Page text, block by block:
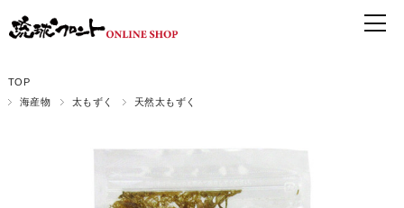
TOP
海産物
太もずく 天然太もずく